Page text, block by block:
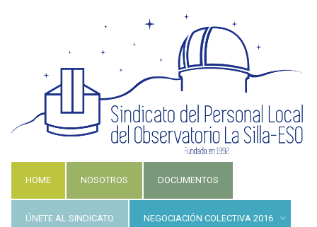
HOME NOSOTROS DOCUMENTOS
ÚNETE AL SINDICATO NEGOCIACIÓN COLECTIVA 2016